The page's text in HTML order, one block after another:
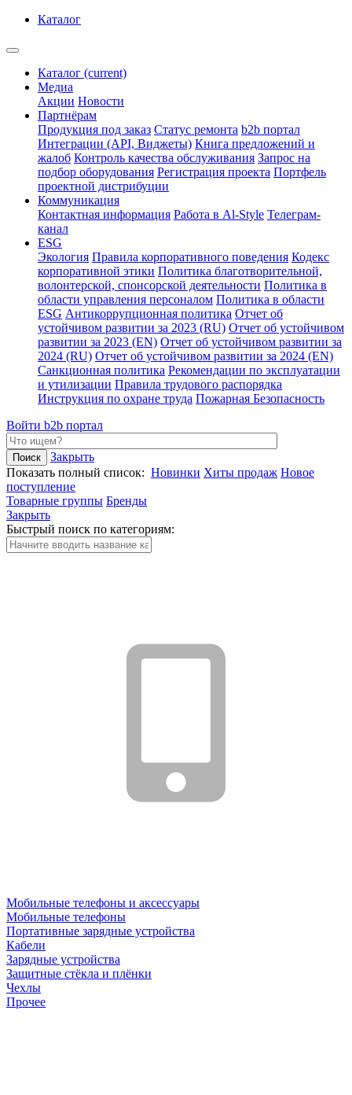
Каталог
Каталог (current)
Медиа
Акции Новости
Партнёрам
Продукция под заказ Статус ремонта b2b портал
Интеграции (API, Виджеты) Книга предложений и
жалоб Контроль качества обслуживания Запрос на
подбор оборудования Регистрация проекта Портфель
проектной дистрибуции
Коммуникация
Контактная информация Работа в Al-Style Телеграм-
канал
ESG
Экология Правила корпоративного поведения Кодекс
корпоративной этики Политика благотворительной,
волонтерской, спонсорской деятельности Политика в
области управления персоналом Политика в области
ESG Антикоррупционная политика Отчет об
устойчивом развитии за 2023 (RU) Отчет об устойчивом
развитии за 2023 (EN) Отчет об устойчивом развитии за
2024 (RU) Отчет об устойчивом развитии за 2024 (EN)
Санкционная политика Рекомендации по эксплуатации
и утилизации Правила трудового распорядка
Инструкция по охране труда Пожарная Безопасность
Войти b2b портал
Закрыть
Показать полный список: Новинки Хиты продаж Новое
поступление
Товарные группы Бренды
Закрыть
Быстрый поиск по категориям:
Мобильные телефоны и аксессуары
Мобильные телефоны
Портативные зарядные устройства
Кабели
Зарядные устройства
Защитные стёкла и плёнки
Чехлы
Прочее